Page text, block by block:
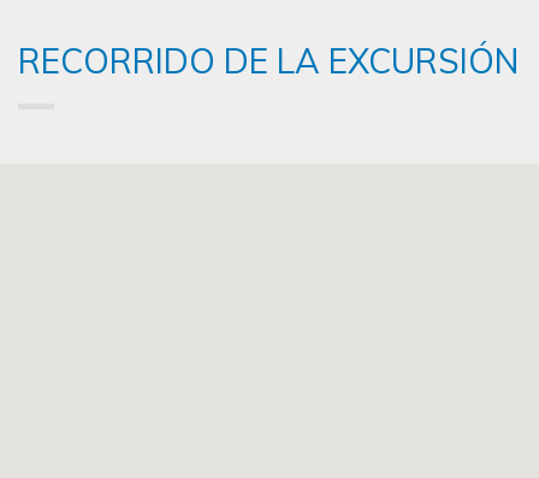
RECORRIDO DE LA EXCURSIÓN